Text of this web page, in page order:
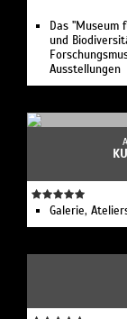
Das
und
Ausstellungen
Galerie,